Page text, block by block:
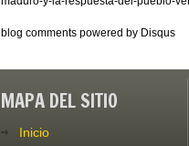
blog comments powered by Disqus
MAPA DEL SITIO
Inicio